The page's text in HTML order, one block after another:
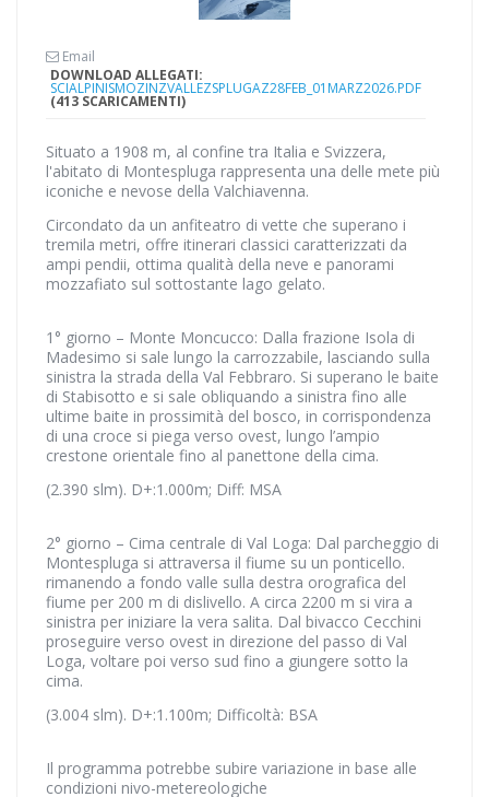
Email
DOWNLOAD ALLEGATI:
SCIALPINISMOZINZVALLEZSPLUGAZ28FEB_01MARZ2026.PDF
(413 SCARICAMENTI)
Situato a 1908 m, al confine tra Italia e Svizzera,
l'abitato di Montespluga rappresenta una delle mete più
iconiche e nevose della Valchiavenna.
Circondato da un anfiteatro di vette che superano i
tremila metri, offre itinerari classici caratterizzati da
ampi pendii, ottima qualità della neve e panorami
mozzafiato sul sottostante lago gelato.
1° giorno – Monte Moncucco: Dalla frazione Isola di
Madesimo si sale lungo la carrozzabile, lasciando sulla
sinistra la strada della Val Febbraro. Si superano le baite
di Stabisotto e si sale obliquando a sinistra fino alle
ultime baite in prossimità del bosco, in corrispondenza
di una croce si piega verso ovest, lungo l’ampio
crestone orientale fino al panettone della cima.
(2.390 slm). D+:1.000m; Diff: MSA
2° giorno – Cima centrale di Val Loga: Dal parcheggio di
Montespluga si attraversa il fiume su un ponticello.
rimanendo a fondo valle sulla destra orografica del
fiume per 200 m di dislivello. A circa 2200 m si vira a
sinistra per iniziare la vera salita. Dal bivacco Cecchini
proseguire verso ovest in direzione del passo di Val
Loga, voltare poi verso sud fino a giungere sotto la
cima.
(3.004 slm). D+:1.100m; Difficoltà: BSA
Il programma potrebbe subire variazione in base alle
condizioni nivo-metereologiche